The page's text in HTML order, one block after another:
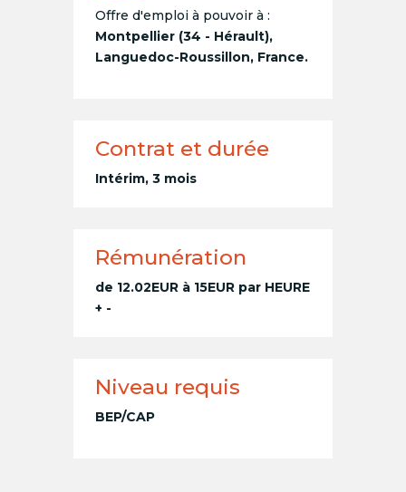
Offre d'emploi à pouvoir à :
Montpellier (34 - Hérault),
Languedoc-Roussillon, France.
Contrat et durée
Intérim, 3 mois
Rémunération
de 12.02EUR à 15EUR par HEURE
+ -
Niveau requis
BEP/CAP